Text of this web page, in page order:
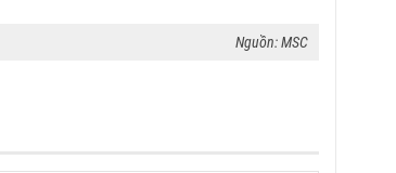
Nguồn: MSC